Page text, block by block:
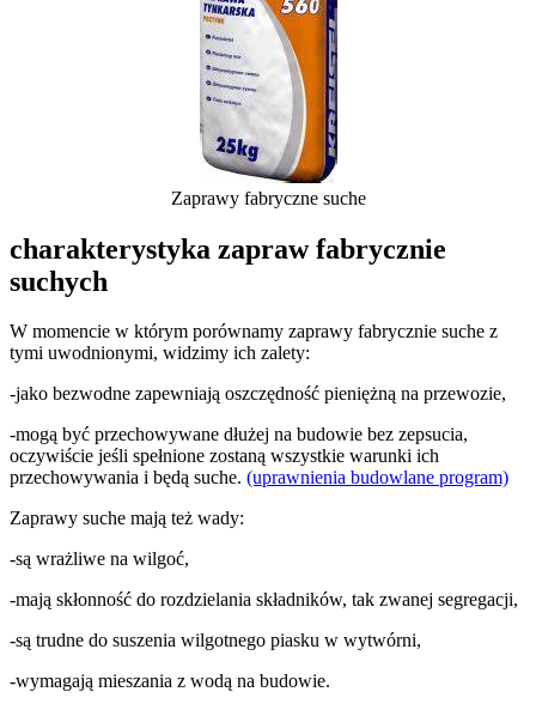
Zaprawy fabryczne suche
charakterystyka zapraw fabrycznie
suchych
W momencie w którym porównamy zaprawy fabrycznie suche z
tymi uwodnionymi, widzimy ich zalety:
-jako bezwodne zapewniają oszczędność pieniężną na przewozie,
-mogą być przechowywane dłużej na budowie bez zepsucia,
oczywiście jeśli spełnione zostaną wszystkie warunki ich
przechowywania i będą suche. (uprawnienia budowlane program)
Zaprawy suche mają też wady:
-są wrażliwe na wilgoć,
-mają skłonność do rozdzielania składników, tak zwanej segregacji,
-są trudne do suszenia wilgotnego piasku w wytwórni,
-wymagają mieszania z wodą na budowie.